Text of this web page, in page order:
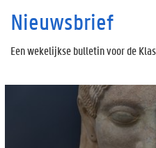
Nieuwsbrief
Een wekelijkse bulletin voor de